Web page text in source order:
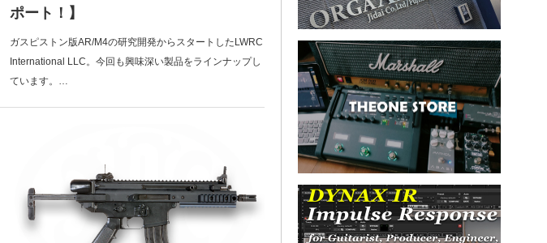
ポート！】
ガスピストン版AR/M4の研究開発からスタートしたLWRC
International LLC。今回も興味深い製品をラインナップし
ています。…